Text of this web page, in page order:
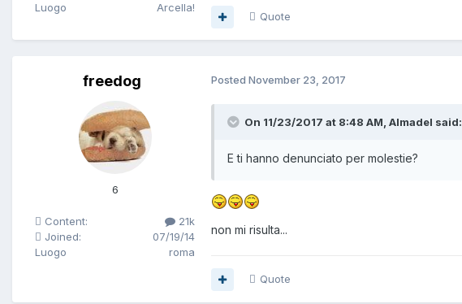
Luogo
Arcella!
Quote
freedog
6
Content:
21k
Joined:
07/19/14
Luogo
roma
Posted November 23, 2017
On 11/23/2017 at 8:48 AM, Almadel said:
E ti hanno denunciato per molestie?
non mi risulta...
Quote